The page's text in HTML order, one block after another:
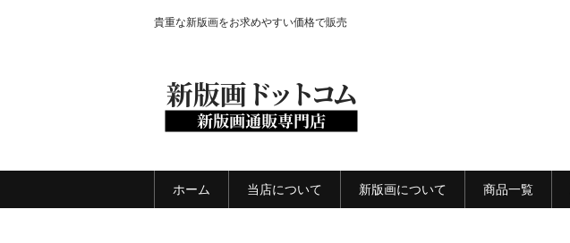
貴重な新版画をお求めやすい価格で販売
ホーム 当店について 新版画について 商品一覧